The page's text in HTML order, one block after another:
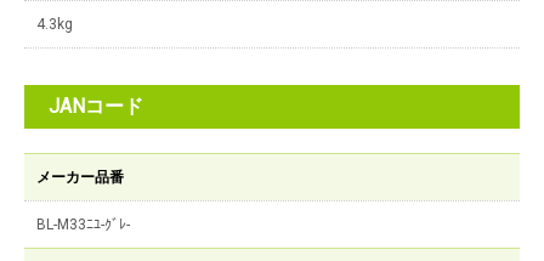
4.3kg
JANコード
メーカー品番
BL-M33ﾆﾕ-ｸﾞﾚ-